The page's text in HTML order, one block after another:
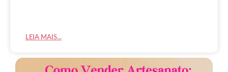
LEIA MAIS...